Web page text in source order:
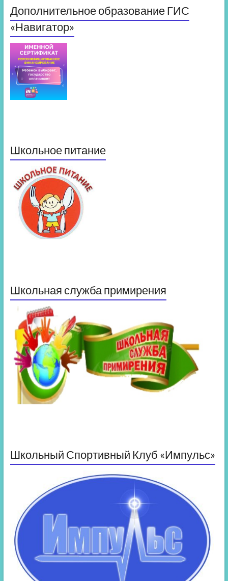
Дополнительное образование ГИС
«Навигатор»
Школьное питание
Школьная служба примирения
Школьный Спортивный Клуб «Импульс»